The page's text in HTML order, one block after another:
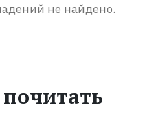
не найдено.